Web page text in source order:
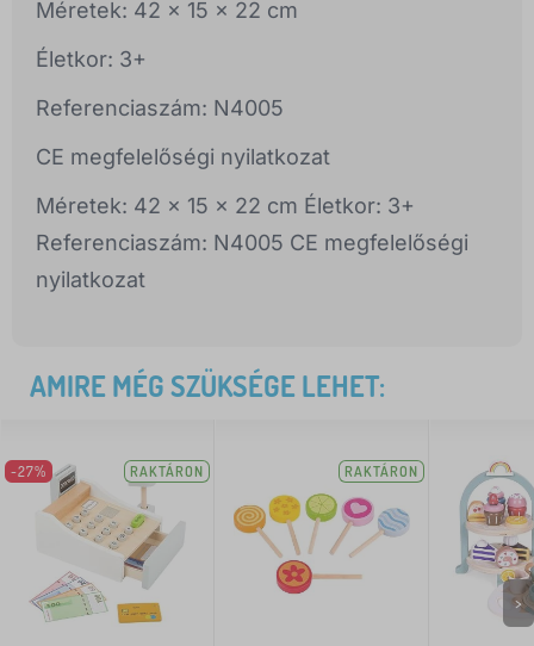
Méretek: 42 x 15 x 22 cm
Életkor: 3+
Referenciaszám: N4005
CE megfelelőségi nyilatkozat
Méretek: 42 x 15 x 22 cm Életkor: 3+
Referenciaszám: N4005 CE megfelelőségi
nyilatkozat
AMIRE MÉG SZÜKSÉGE LEHET:
-27% RAKTÁRON RAKTÁRON
>